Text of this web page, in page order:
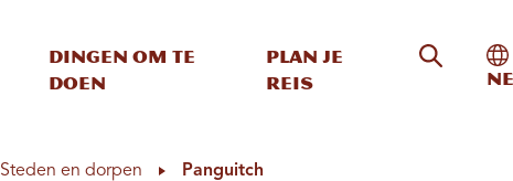
Dingen om te
doen
Plan je
reis
Zoeken
Steden en dorpen Panguitch